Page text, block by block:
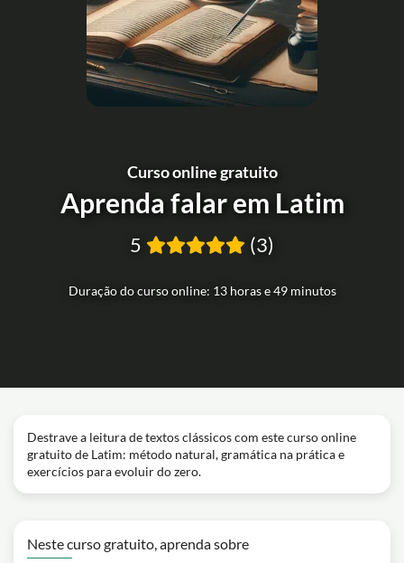
Curso online gratuito
Aprenda falar em Latim
Duração do curso online: 13 horas e 49 minutos
5 (3)
Destrave a leitura de textos clássicos com este curso online
gratuito de Latim: método natural, gramática na prática e
exercícios para evoluir do zero.
Neste curso gratuito, aprenda sobre